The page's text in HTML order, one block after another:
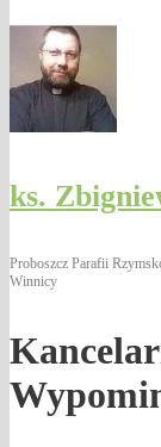
ks.
Proboszcz Parafii
Winnicy